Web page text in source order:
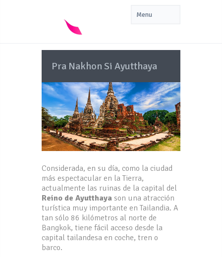
Pra Nakhon Si Ayutthaya
Considerada, en su día, como la ciudad
más espectacular en la Tierra,
actualmente las ruinas de la capital del
Reino de Ayutthaya son una atracción
turística muy importante en Tailandia. A
tan sólo 86 kilómetros al norte de
Bangkok, tiene fácil acceso desde la
capital tailandesa en coche, tren o
barco.